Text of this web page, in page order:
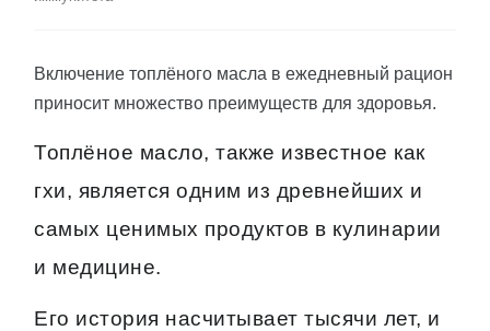
Включение топлёного масла в ежедневный рацион
приносит множество преимуществ для здоровья.
Топлёное масло, также известное как
гхи, является одним из древнейших и
самых ценимых продуктов в кулинарии
и медицине.
Его история насчитывает тысячи лет, и